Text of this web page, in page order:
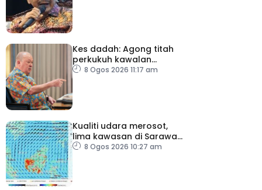
Kes dadah: Agong titah
perkukuh kawalan
lapangan terbang, pintu
8 Ogos 2026 11:17 am
Kualiti udara merosot,
lima kawasan di Sarawak
catat IPU tidak sihat
8 Ogos 2026 10:27 am